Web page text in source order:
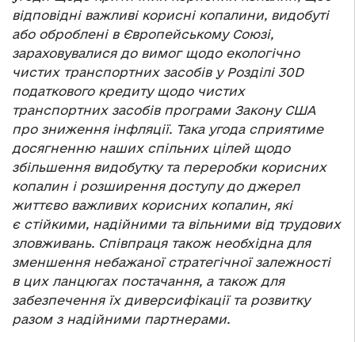
відповідні важливі корисні копалини, видобуті
або оброблені в Європейському Союзі,
зараховувалися до вимог щодо екологічно
чистих транспортних засобів у Розділі 30D
податкового кредиту щодо чистих
транспортних засобів програми Закону США
про зниження інфляції. Така угода сприятиме
досягненню наших спільних цілей щодо
збільшення видобутку та переробки корисних
копалин і розширення доступу до джерел
життєво важливих корисних копалин, які
є стійкими, надійними та вільними від трудових
зловживань. Співпраця також необхідна для
зменшення небажаної стратегічної залежності
в цих ланцюгах постачання, а також для
забезпечення їх диверсифікації та розвитку
разом з надійними партнерами.